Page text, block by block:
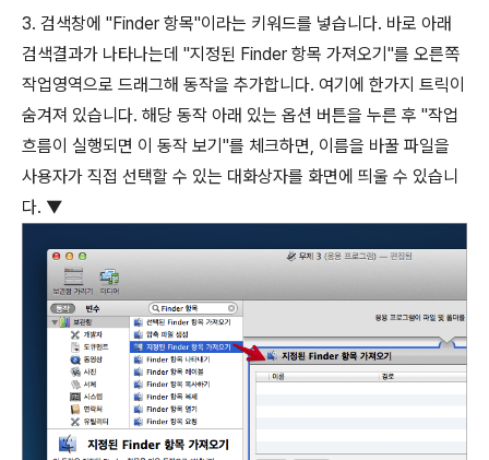
3. 검색창에 "Finder 항목"이라는 키워드를 넣습니다. 바로 아래
검색결과가 나타나는데 "지정된 Finder 항목 가져오기"를 오른쪽
작업영역으로 드래그해 동작을 추가합니다. 여기에 한가지 트릭이
숨겨져 있습니다. 해당 동작 아래 있는 옵션 버튼을 누른 후 "작업
흐름이 실행되면 이 동작 보기"를 체크하면, 이름을 바꿀 파일을
사용자가 직접 선택할 수 있는 대화상자를 화면에 띄울 수 있습니
다. ▼